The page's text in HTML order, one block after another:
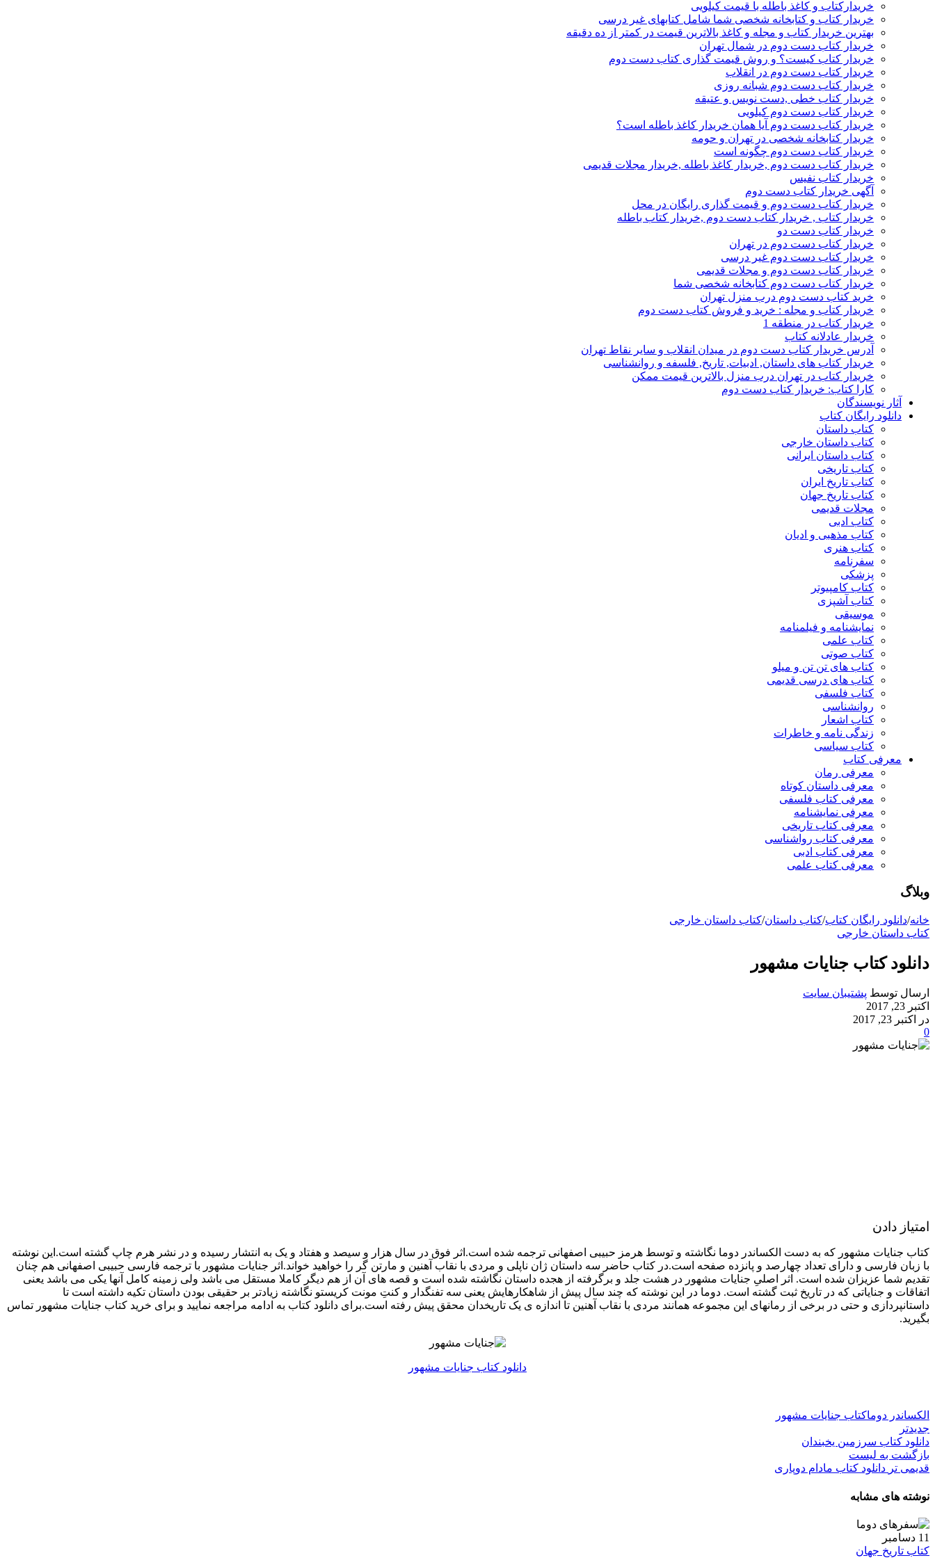
خریدارکتاب و کاغذ باطله با قیمت کیلویی
خریدار کتاب و کتابخانه شخصی شما شامل کتابهای غیر درسی
بهترین خریدار کتاب و مجله و کاغذ بالاترین قیمت در کمتر از ده دقیقه
خریدار کتاب دست دوم در شمال تهران
خریدار کتاب کیست؟ و روش قیمت گذاری کتاب دست دوم
خریدار کتاب دست دوم در انقلاب
خریدار کتاب دست دوم شبانه روزی
خریدار کتاب خطی ,دست نویس و عتیقه
خریدار کتاب دست دوم کیلویی
خریدار کتاب دست دوم آیا همان خریدار کاغذ باطله است؟
خریدار کتابخانه شخصی در تهران و حومه
خریدار کتاب دست دوم چگونه است
خریدار کتاب دست دوم ,خریدار کاغذ باطله ,خریدار مجلات قدیمی
خریدار کتاب نفیس
آگهی خریدار کتاب دست دوم
خریدار کتاب دست دوم و قیمت گذاری رایگان در محل
خریدار کتاب , خریدار کتاب دست دوم ,خریدار کتاب باطله
خریدار کتاب دست دو
خریدار کتاب دست دوم در تهران
خریدار کتاب دست دوم غیر درسی
خریدار کتاب دست دوم و مجلات قدیمی
خریدار کتاب دست دوم کتابخانه شخصی شما
خرید کتاب دست دوم درب منزل تهران
خریدار کتاب و مجله : خرید و فروش کتاب دست دوم
خریدار کتاب در منطقه 1
خریدار عادلانه کتاب
آدرس خریدار کتاب دست دوم در میدان انقلاب و سایر نقاط تهران
خریدار کتاب های داستان, ادبیات, تاریخ, فلسفه و روانشناسی
خریدار کتاب در تهران درب منزل بالاترین قیمت ممکن
کارا کتاب: خریدار کتاب دست دوم
آثار نویسندگان
دانلود رایگان کتاب
کتاب داستان
کتاب داستان خارجی
کتاب داستان ایرانی
کتاب تاریخی
کتاب تاریخ ایران
کتاب تاریخ جهان
مجلات قدیمی
کتاب ادبی
کتاب مذهبی و ادیان
کتاب هنری
سفرنامه
پزشکی
کتاب کامپیوتر
کتاب آشپزی
موسیقی
نمایشنامه و فیلمنامه
کتاب علمی
کتاب صوتی
کتاب های تن تن و میلو
کتاب های درسی قدیمی
کتاب فلسفی
روانشناسی
کتاب اشعار
زندگی نامه و خاطرات
کتاب سیاسی
معرفی کتاب
معرفی رمان
معرفی داستان کوتاه
معرفی کتاب فلسفی
معرفی نمایشنامه
معرفی کتاب تاریخی
معرفی کتاب رواشناسی
معرفی کتاب ادبی
معرفی کتاب علمی
وبلاگ
خانه/دانلود رایگان کتاب/کتاب داستان/کتاب داستان خارجی
کتاب داستان خارجی
دانلود کتاب جنایات مشهور
ارسال توسط پشتیبان سایت
اکتبر 23, 2017
در اکتبر 23, 2017
0
امتیاز دادن
کتاب جنایات مشهور که به دست الکساندر دوما نگاشته و توسط هرمز حبیبی اصفهانی ترجمه شده است.اثر فوق در سال هزار و سیصد و هفتاد و یک به انتشار رسیده و در نشر هرم چاپ گشته است.این نوشته
با زبان فارسی و دارای تعداد چهارصد و پانزده صفحه است.در کتاب حاضر سه داستان ژان ناپلی و مردی با نقاب آهنین و مارتن گر را خواهید خواند.اثر جنایات مشهور با ترجمه فارسی حبیبی اصفهانی هم چنان
تقدیم شما عزیزان شده است. اثر اصلیِ جنایات مشهور در هشت جلد و برگرفته از هجده داستان نگاشته شده است و قصه های آن از هم دیگر کاملا مستقل می باشد ولی زمینه کامل آنها یکی می باشد یعنی
اتفاقات و جنایاتی که در تاریخ ثبت گشته است. دوما در این نوشته که چند سال پیش از شاهکارهایش یعنی سه تفنگدار و کنتِ مونت کریستو نگاشته زیادتر بر حقیقی بودن داستان تکیه داشته است تا
داستانپردازی و حتی در برخی از رمانهای این مجموعه همانند مردی با نقاب آهنین تا اندازه ی یک تاریخدان محقق پیش رفته است.برای دانلود کتاب به ادامه مراجعه نمایید و برای خرید کتاب جنایات مشهور تماس
بگیرید.
دانلود کتاب جنایات مشهور
الکساندر دوماکتاب جنایات مشهور
جدیدتر
دانلود کتاب سرزمین یخبندان
بازگشت به لیست
قدیمی تر دانلود کتاب مادام دوپاری
نوشته های مشابه
11 دسامبر
کتاب تاریخ جهان